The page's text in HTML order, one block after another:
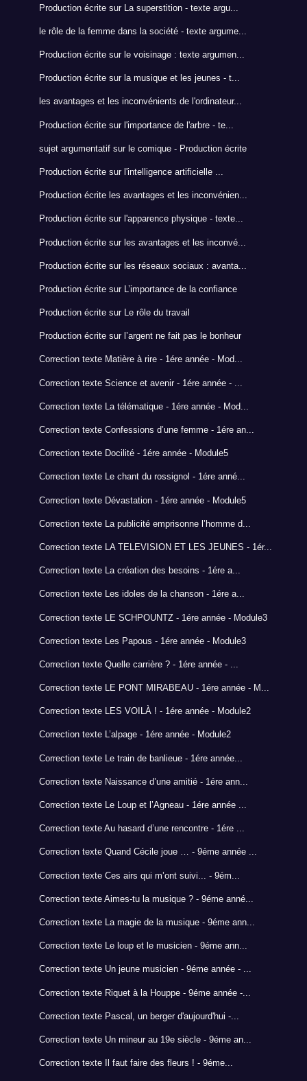
Production écrite sur La superstition - texte argu...
le rôle de la femme dans la société - texte argume...
Production écrite sur le voisinage : texte argumen...
Production écrite sur la musique et les jeunes - t...
les avantages et les inconvénients de l'ordinateur...
Production écrite sur l'importance de l'arbre - te...
sujet argumentatif sur le comique - Production écrite
Production écrite sur l'intelligence artificielle ...
Production écrite les avantages et les inconvénien...
Production écrite sur l'apparence physique - texte...
Production écrite sur les avantages et les inconvé...
Production écrite sur les réseaux sociaux : avanta...
Production écrite sur L’importance de la confiance
Production écrite sur Le rôle du travail
Production écrite sur l’argent ne fait pas le bonheur
Correction texte Matière à rire - 1ére année - Mod...
Correction texte Science et avenir - 1ére année - ...
Correction texte La télématique - 1ére année - Mod...
Correction texte Confessions d’une femme - 1ére an...
Correction texte Docilité - 1ére année - Module5
Correction texte Le chant du rossignol - 1ére anné...
Correction texte Dévastation - 1ére année - Module5
Correction texte La publicité emprisonne l’homme d...
Correction texte LA TELEVISION ET LES JEUNES - 1ér...
Correction texte La création des besoins - 1ére a...
Correction texte Les idoles de la chanson - 1ére a...
Correction texte LE SCHPOUNTZ - 1ére année - Module3
Correction texte Les Papous - 1ére année - Module3
Correction texte Quelle carrière ? - 1ére année - ...
Correction texte LE PONT MIRABEAU - 1ére année - M...
Correction texte LES VOILÀ ! - 1ére année - Module2
Correction texte L’alpage - 1ére année - Module2
Correction texte Le train de banlieue - 1ére année...
Correction texte Naissance d’une amitié - 1ére ann...
Correction texte Le Loup et l’Agneau - 1ére année ...
Correction texte Au hasard d’une rencontre - 1ére ...
Correction texte Quand Cécile joue … - 9éme année ...
Correction texte Ces airs qui m’ont suivi... - 9ém...
Correction texte Aimes-tu la musique ? - 9éme anné...
Correction texte La magie de la musique - 9éme ann...
Correction texte Le loup et le musicien - 9éme ann...
Correction texte Un jeune musicien - 9éme année - ...
Correction texte Riquet à la Houppe - 9éme année -...
Correction texte Pascal, un berger d'aujourd'hui -...
Correction texte Un mineur au 19e siècle - 9éme an...
Correction texte Il faut faire des fleurs ! - 9éme...